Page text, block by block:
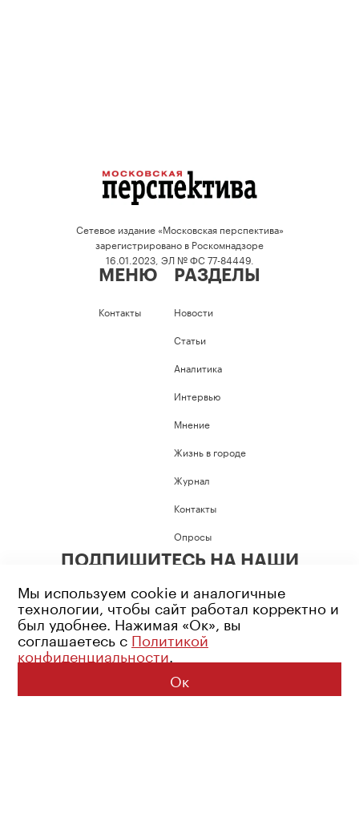
Сетевое издание «Московская перспектива»
зарегистрировано в Роскомнадзоре
16.01.2023, ЭЛ № ФС 77-84449.
МЕНЮ
Контакты
РАЗДЕЛЫ
Новости
Статьи
Аналитика
Интервью
Мнение
Жизнь в городе
Журнал
Контакты
Опросы
ПОДПИШИТЕСЬ НА НАШИ
Возрастное ограничение: 16+
Политика конфиденциальности
© 2026 Все права защищены
Мы используем cookie и аналогичные
технологии, чтобы сайт работал корректно и
был удобнее. Нажимая «Ок», вы
соглашаетесь с Политикой
конфиденциальности.
Ок